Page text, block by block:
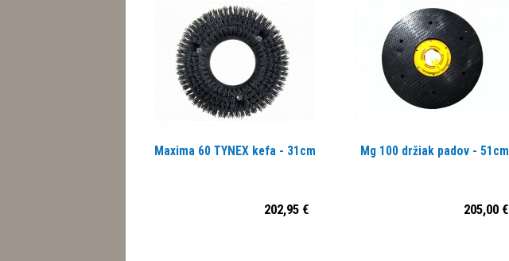
Maxima 60 TYNEX kefa - 31cm
202,95 €
Mg 100 držiak padov - 51cm
205,00 €